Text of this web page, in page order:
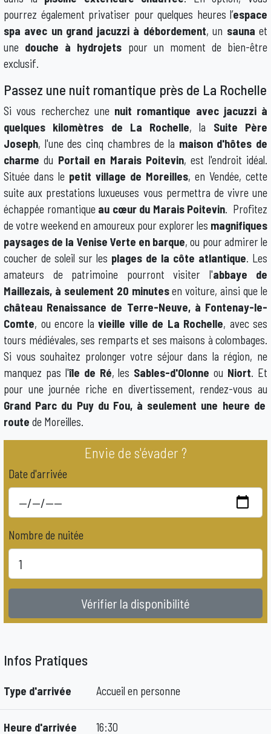
pourrez également privatiser pour quelques heures l’espace
spa avec un grand jacuzzi à débordement, un sauna et
une douche à hydrojets pour un moment de bien-être
exclusif.
Passez une nuit romantique près de La Rochelle
Si vous recherchez une nuit romantique avec jacuzzi à
quelques kilomètres de La Rochelle, la Suite Père
Joseph, l'une des cinq chambres de la maison d'hôtes de
charme du Portail en Marais Poitevin, est l'endroit idéal.
Située dans le petit village de Moreilles, en Vendée, cette
suite aux prestations luxueuses vous permettra de vivre une
échappée romantique au cœur du Marais Poitevin. Profitez
de votre weekend en amoureux pour explorer les magnifiques
paysages de la Venise Verte en barque, ou pour admirer le
coucher de soleil sur les plages de la côte atlantique. Les
amateurs de patrimoine pourront visiter l'abbaye de
Maillezais, à seulement 20 minutesen voiture, ainsi que le
château Renaissance de Terre-Neuve, à Fontenay-le-
Comte, ou encore la vieille ville de La Rochelle, avec ses
tours médiévales, ses remparts et ses maisons à colombages.
Si vous souhaitez prolonger votre séjour dans la région, ne
manquez pas l'île de Ré, les Sables-d'Olonne ou Niort. Et
pour une journée riche en divertissement, rendez-vous au
Grand Parc du Puy du Fou, à seulement une heure de
route de Moreilles.
Envie de s'évader ?
Date d'arrivée
Nombre de nuitée
Vérifier la disponibilité
Infos Pratiques
Type d'arrivée Accueil en personne
Heure d'arrivée 16:30